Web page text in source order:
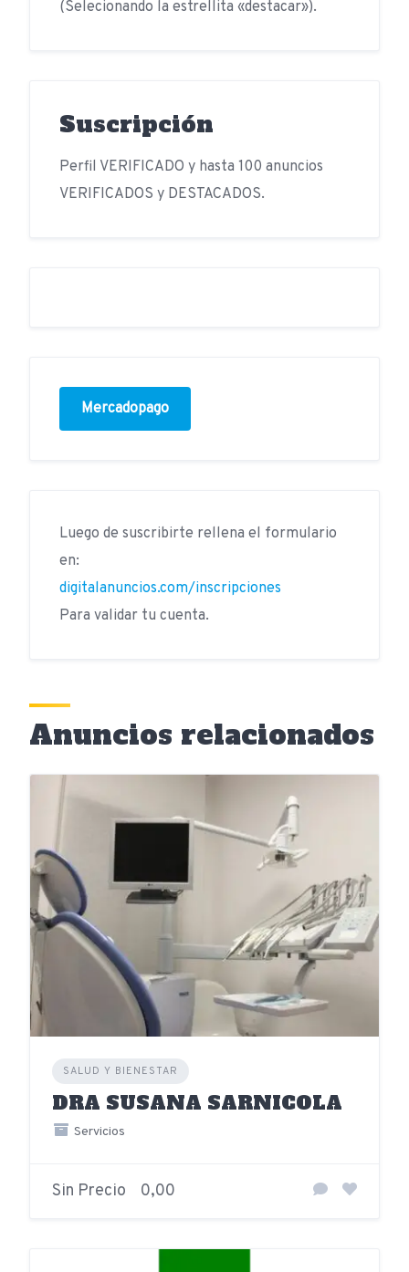
(Selecionando la estrellita «destacar»).
Suscripción
Perfil VERIFICADO y hasta 100 anuncios
VERIFICADOS y DESTACADOS.
Mercadopago
Luego de suscribirte rellena el formulario
en:
digitalanuncios.com/inscripciones
Para validar tu cuenta.
Anuncios relacionados
SALUD Y BIENESTAR
DRA SUSANA SARNICOLA
Servicios
Sin Precio 0,00